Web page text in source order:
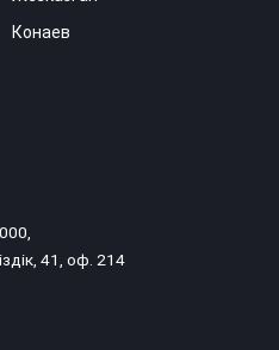
Конаев
41, оф. 214